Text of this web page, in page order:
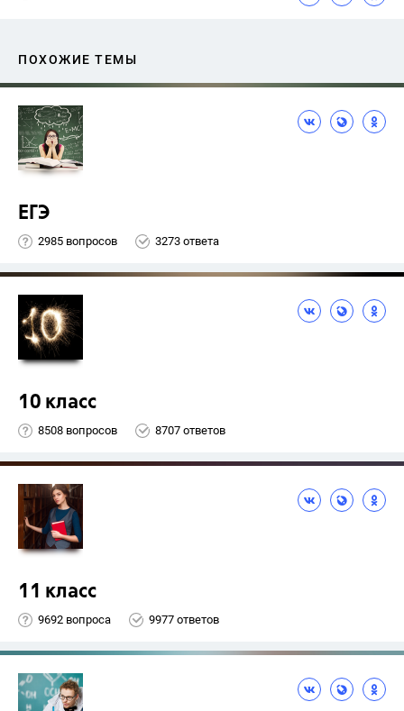
ПОХОЖИЕ ТЕМЫ
ЕГЭ
2985 вопросов 3273 ответа
10 класс
8508 вопросов 8707 ответов
11 класс
9692 вопроса 9977 ответов